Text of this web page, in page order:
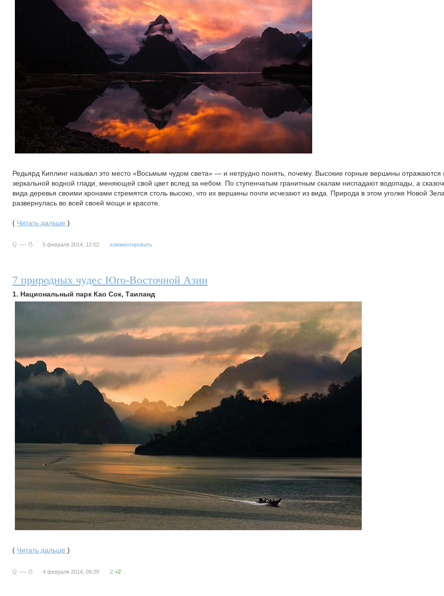
Редьярд Киплинг называл это место «Восьмым чудом света» — и нетрудно понять, почему. Высокие горные вершины отражаются
зеркальной водной глади, меняющей свой цвет вслед за небом. По ступенчатым гранитным скалам ниспадают водопады, а
вида деревья своими кронами стремятся столь высоко, что их вершины почти исчезают из вида. Природа в этом уголке Новой
развернулась во всей своей мощи и красоте.
( Читать дальше )
— 5 февраля 2014, 12:02 комментировать
7 природных чудес Юго-Восточной Азии
1. Национальный парк Као Сок, Таиланд
( Читать дальше )
— 4 февраля 2014, 09:29 2 +2